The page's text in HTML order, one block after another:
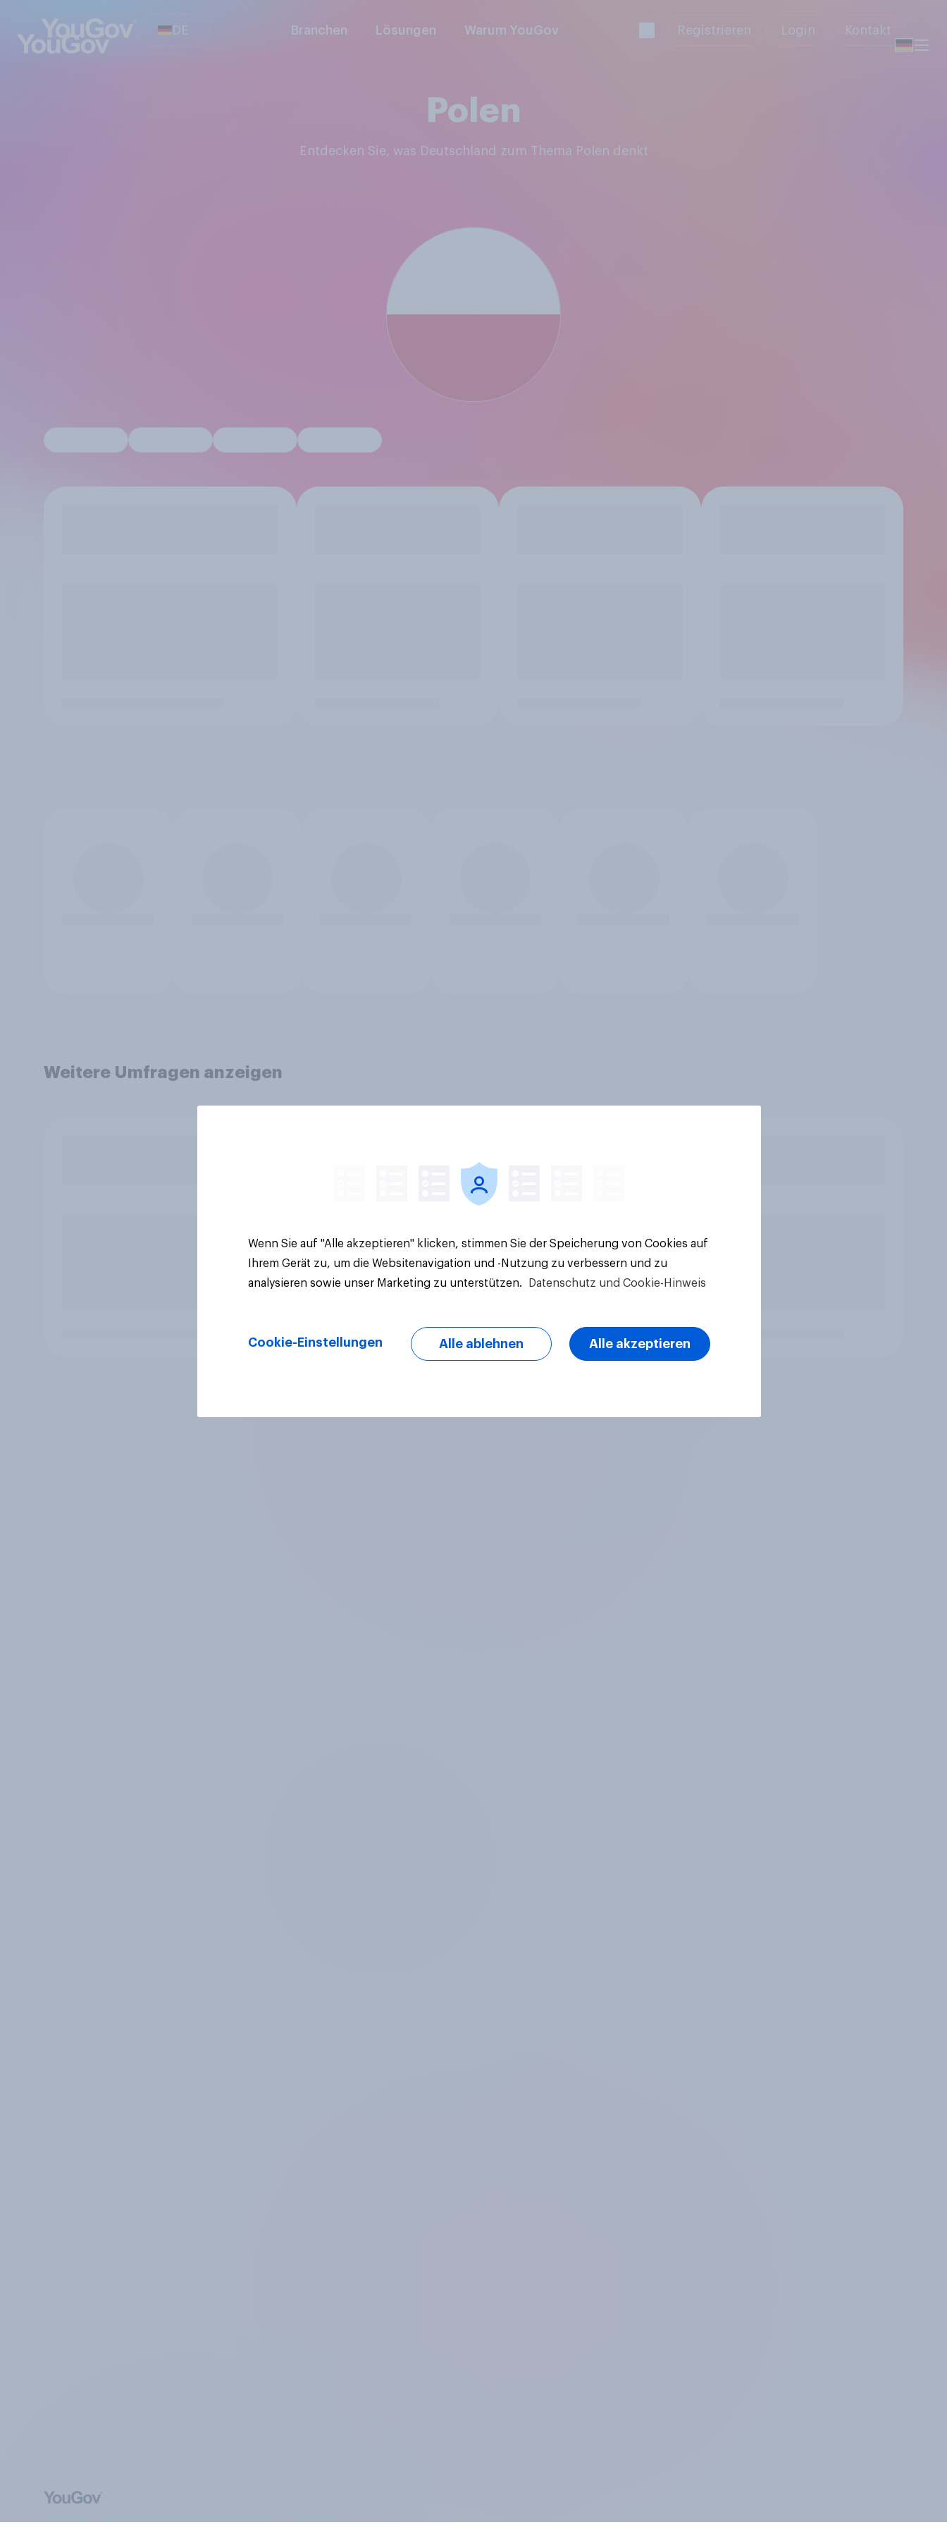
DE Branchen Lösungen Warum YouGov Registrieren Login Kontakt
Polen
Entdecken Sie, was Deutschland zum Thema Polen denkt
Weitere Umfragen anzeigen
Wenn Sie auf "Alle akzeptieren" klicken, stimmen Sie der Speicherung von Cookies auf
Ihrem Gerät zu, um die Websitenavigation und -Nutzung zu verbessern und zu
analysieren sowie unser Marketing zu unterstützen.
Datenschutz und Cookie-Hinweis
Cookie-Einstellungen Alle ablehnen Alle akzeptieren